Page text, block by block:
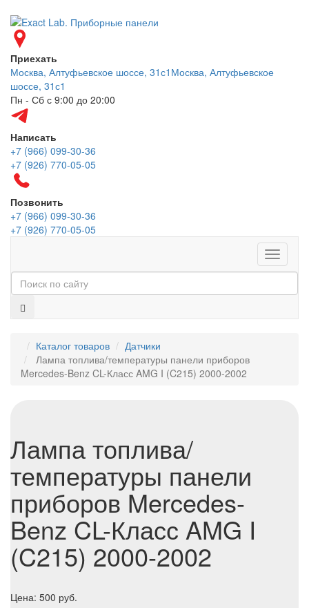
Приехать
Москва, Алтуфьевское шоссе, 31с1 Москва, Алтуфьевское
шоссе, 31с1
Пн - Сб с 9:00 до 20:00
Написать
+7 (966) 099-30-36
+7 (926) 770-05-05
Позвонить
+7 (966) 099-30-36
+7 (926) 770-05-05
Меню
Каталог товаров
Датчики
Лампа топлива/температуры панели приборов
Mercedes-Benz CL-Класс AMG I (C215) 2000-2002
Лампа топлива/
температуры панели
приборов Mercedes-
Benz CL-Класс AMG I
(C215) 2000-2002
Цена: 500 руб.